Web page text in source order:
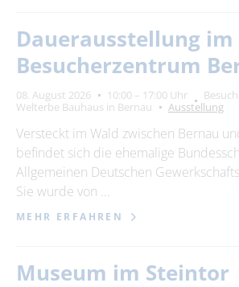
Zeitraum
von
bis
alle Kategorien
Kategorie
Suchbegriff
Dauerausstellung im
Besucherzentrum
08. August 2026 10:00 – 17:00 Uhr
Welterbe Bauhaus in Bernau
Ausstellung
Versteckt im Wald zwischen Bernau
befindet sich die ehemalige
Allgemeinen Deutschen
Sie wurde von …
MEHR ERFAHREN
Museum im Steintor